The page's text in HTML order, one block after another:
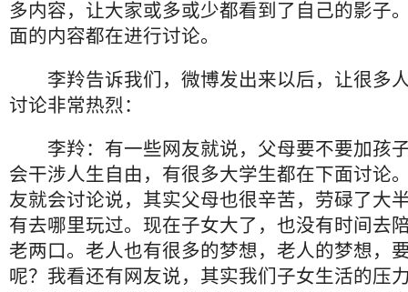
多内容，让大家或多或少都看到了自己的影子
面的内容都在进行讨论。
李羚告诉我们，微博发出来以后，让很多
讨论非常热烈：
李羚：有一些网友就说，父母要不要加孩
会干涉人生自由，有很多大学生都在下面讨论
友就会讨论说，其实父母也很辛苦，劳碌了大
有去哪里玩过。现在子女大了，也没有时间去
老两口。老人也有很多的梦想，老人的梦想，
呢？我看还有网友说，其实我们子女生活的压